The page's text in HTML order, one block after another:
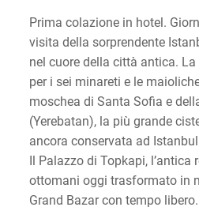
Prima colazione in hotel.
visita della sorprendente
nel cuore della città antica.
per i sei minareti e le
moschea di Santa Sofia e
(Yerebatan), la più grande
ancora conservata ad
Il Palazzo di Topkapi,
ottomani oggi trasformato in
Grand Bazar con tempo